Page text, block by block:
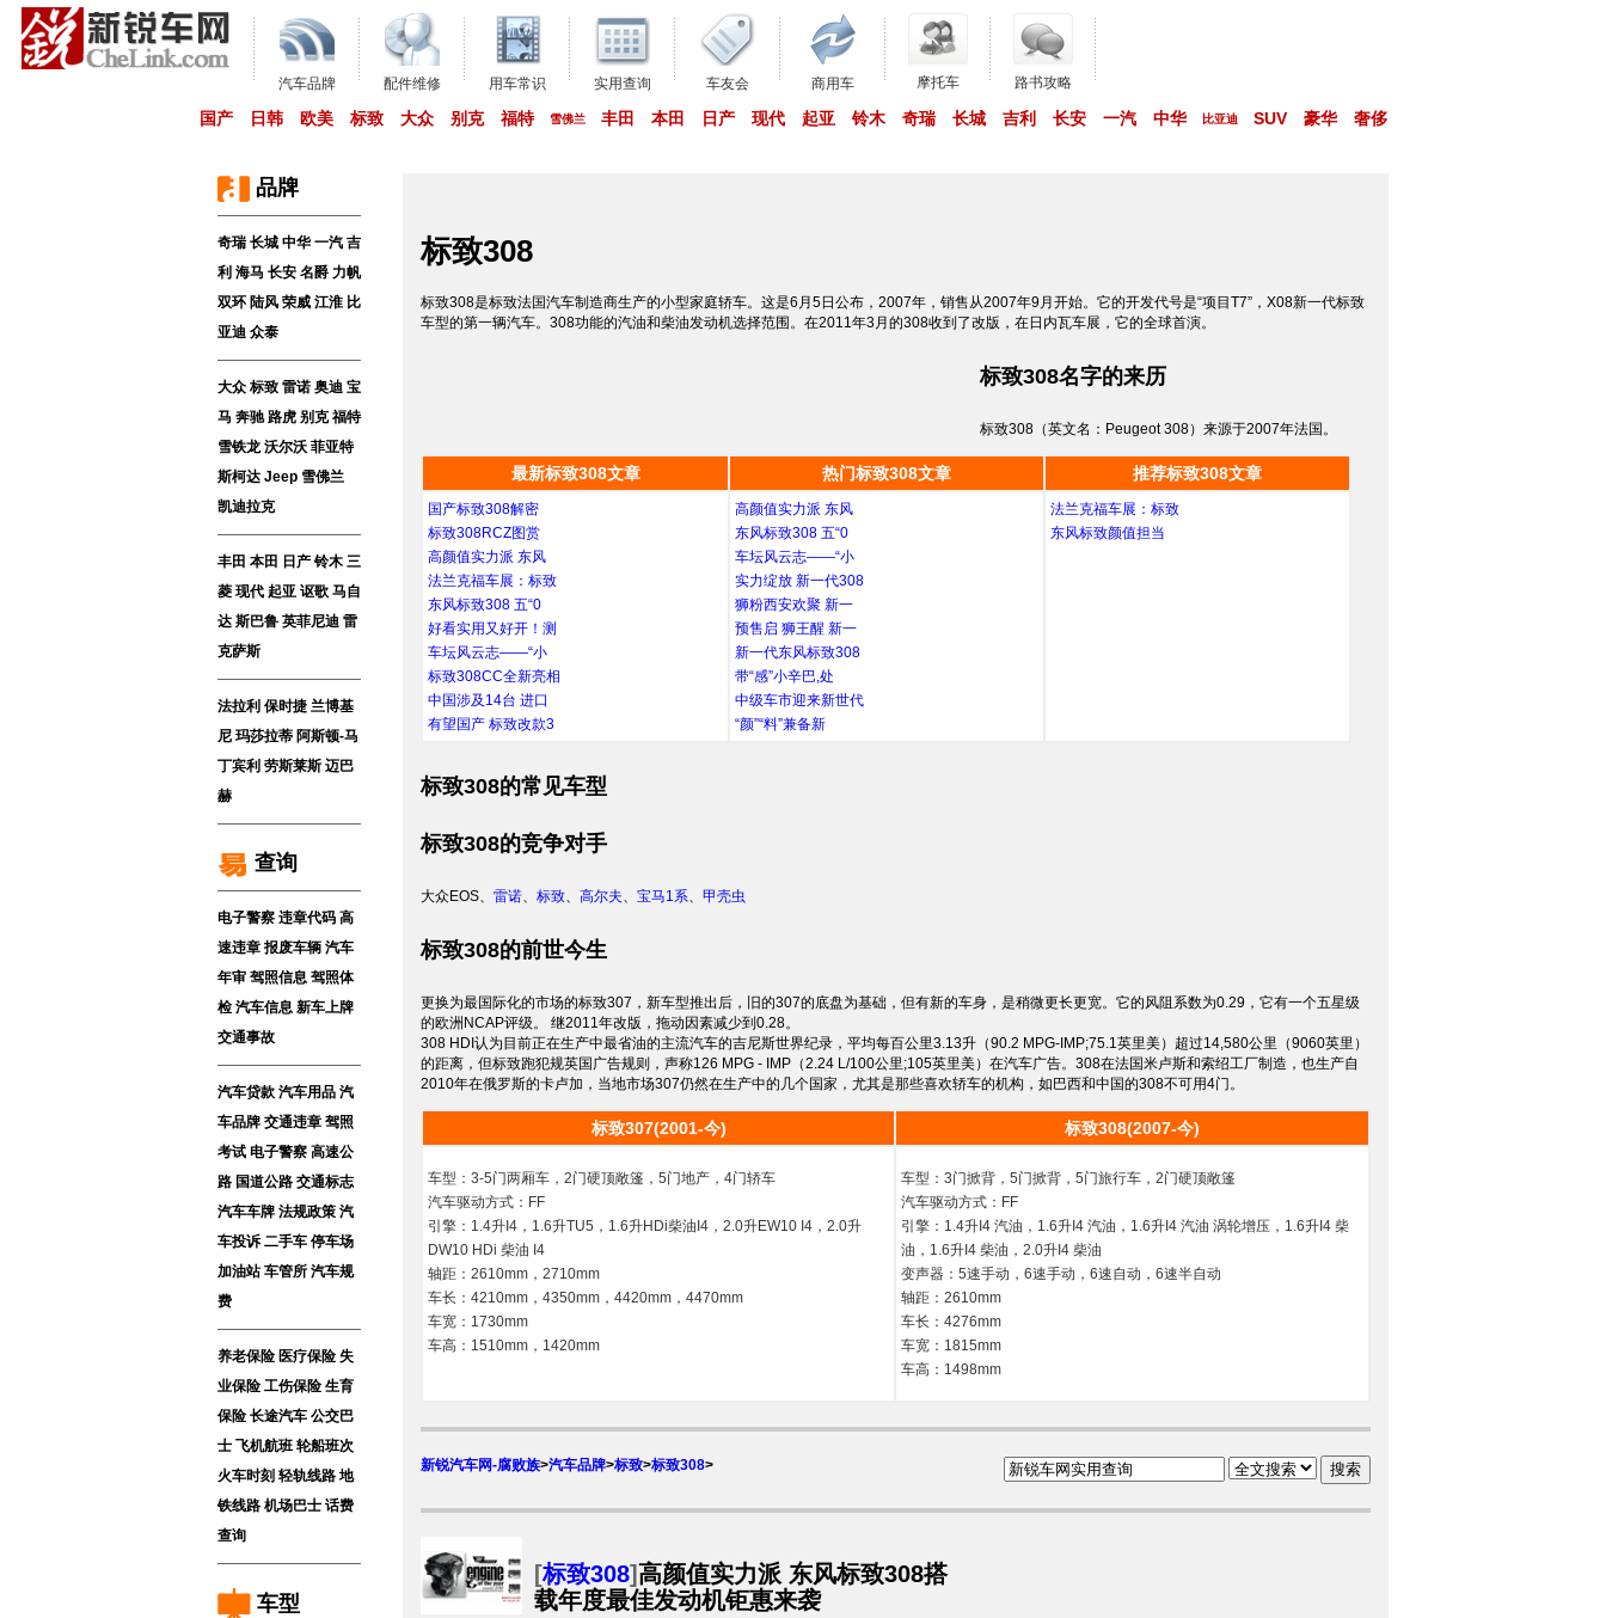
汽车品牌 配件维修 用车常识 实用查询 车友会 商用车 摩托车 路书攻略
国产 日韩 欧美 标致 大众 别克 福特 雪佛兰 丰田 本田 日产 现代 起亚 铃木 奇瑞 长城 吉利 长安 一汽 中华 比亚迪 SUV 豪华 奢侈
品牌
奇瑞 长城 中华 一汽 吉
利 海马 长安 名爵 力帆
双环 陆风 荣威 江淮 比
亚迪 众泰
大众 标致 雷诺 奥迪 宝
马 奔驰 路虎 别克 福特
雪铁龙 沃尔沃 菲亚特
斯柯达 Jeep 雪佛兰
凯迪拉克
丰田 本田 日产 铃木 三
菱 现代 起亚 讴歌 马自
达 斯巴鲁 英菲尼迪 雷
克萨斯
法拉利 保时捷 兰博基
尼 玛莎拉蒂 阿斯顿-马
丁宾利 劳斯莱斯 迈巴
赫
查询
电子警察 违章代码 高
速违章 报废车辆 汽车
年审 驾照信息 驾照体
检 汽车信息 新车上牌
交通事故
汽车贷款 汽车用品 汽
车品牌 交通违章 驾照
考试 电子警察 高速公
路 国道公路 交通标志
汽车车牌 法规政策 汽
车投诉 二手车 停车场
加油站 车管所 汽车规
费
养老保险 医疗保险 失
业保险 工伤保险 生育
保险 长途汽车 公交巴
士 飞机航班 轮船班次
火车时刻 轻轨线路 地
铁线路 机场巴士 话费
查询
车型
标致308
标致308是标致法国汽车制造商生产的小型家庭轿车。这是6月5日公布，2007年，销售从2007年9月开始。它的开发代号是“项目T7”，X08新一代标致
车型的第一辆汽车。308功能的汽油和柴油发动机选择范围。在2011年3月的308收到了改版，在日内瓦车展，它的全球首演。
标致308名字的来历
标致308（英文名：Peugeot 308）来源于2007年法国。
最新标致308文章 热门标致308文章 推荐标致308文章
国产标致308解密
标致308RCZ图赏
高颜值实力派 东风
法兰克福车展：标致
东风标致308 五“0
好看实用又好开！测
车坛风云志——“小
标致308CC全新亮相
中国涉及14台 进口
有望国产 标致改款3
高颜值实力派 东风
东风标致308 五“0
车坛风云志——“小
实力绽放 新一代308
狮粉西安欢聚 新一
预售启 狮王醒 新一
新一代东风标致308
带“感”小辛巴,处
中级车市迎来新世代
“颜”“料”兼备新
法兰克福车展：标致
东风标致颜值担当
标致308的常见车型
标致308的竞争对手
大众EOS、 雷诺、 标致、 高尔夫、 宝马1系、 甲壳虫
标致308的前世今生
更换为最国际化的市场的标致307，新车型推出后，旧的307的底盘为基础，但有新的车身，是稍微更长更宽。它的风阻系数为0.29，它有一个五星级
的欧洲NCAP评级。 继2011年改版，拖动因素减少到0.28。
308 HDI认为目前正在生产中最省油的主流汽车的吉尼斯世界纪录，平均每百公里3.13升（90.2 MPG-IMP;75.1英里美）超过14,580公里（9060英里）
的距离，但标致跑犯规英国广告规则，声称126 MPG - IMP（2.24 L/100公里;105英里美）在汽车广告。308在法国米卢斯和索绍工厂制造，也生产自
2010年在俄罗斯的卡卢加，当地市场307仍然在生产中的几个国家，尤其是那些喜欢轿车的机构，如巴西和中国的308不可用4门。
标致307(2001-今) 标致308(2007-今)
车型：3-5门两厢车，2门硬顶敞篷，5门地产，4门轿车
汽车驱动方式：FF
引擎：1.4升I4，1.6升TU5，1.6升HDi柴油I4，2.0升EW10 I4，2.0升
DW10 HDi 柴油 I4
轴距：2610mm，2710mm
车长：4210mm，4350mm，4420mm，4470mm
车宽：1730mm
车高：1510mm，1420mm
车型：3门掀背，5门掀背，5门旅行车，2门硬顶敞篷
汽车驱动方式：FF
引擎：1.4升I4 汽油，1.6升I4 汽油，1.6升I4 汽油 涡轮增压，1.6升I4 柴
油，1.6升I4 柴油，2.0升I4 柴油
变声器：5速手动，6速手动，6速自动，6速半自动
轴距：2610mm
车长：4276mm
车宽：1815mm
车高：1498mm
新锐汽车网-腐败族>汽车品牌>标致>标致308>
[标致308]高颜值实力派 东风标致308搭
载年度最佳发动机钜惠来袭